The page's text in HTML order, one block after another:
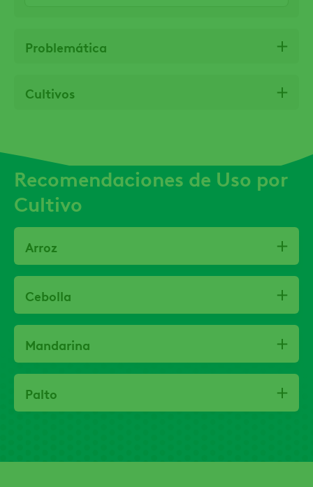
Problemática
Cultivos
Recomendaciones de Uso por
Cultivo
Arroz
Cebolla
Mandarina
Palto